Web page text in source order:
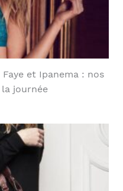
et Ipanema : nos
journée